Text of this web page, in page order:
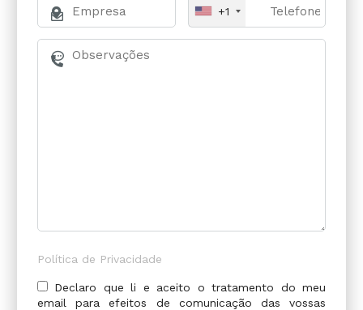
+1
Política de Privacidade
Declaro que li e aceito o tratamento do meu
email para efeitos de comunicação das vossas